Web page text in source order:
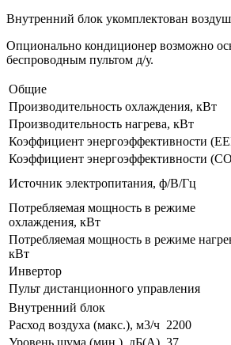
Внутренний блок укомплектован
Опционально кондиционер возможно
беспроводным пультом д/у.
Общие
Производительность охлаждения, кВт
Производительность нагрева, кВт
Коэффициент энергоэффективности
Коэффициент энергоэффективности
Источник электропитания, ф/В/Гц
Потребляемая мощность в режиме
охлаждения, кВт
Потребляемая мощность в режиме
кВт
Инвертор
Пульт дистанционного управления
Внутренний блок
Расход воздуха (макс.), м3/ч 2200